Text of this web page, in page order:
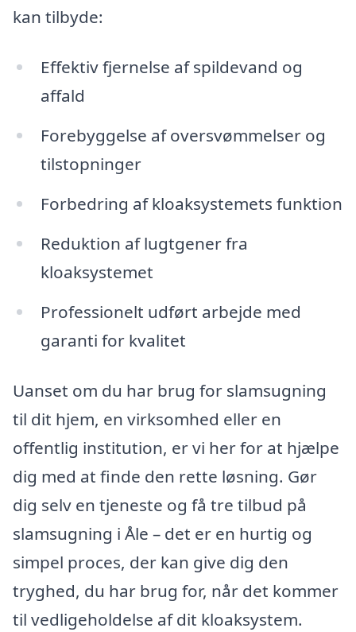
kan tilbyde:
Effektiv fjernelse af spildevand og
affald
Forebyggelse af oversvømmelser og
tilstopninger
Forbedring af kloaksystemets funktion
Reduktion af lugtgener fra
kloaksystemet
Professionelt udført arbejde med
garanti for kvalitet
Uanset om du har brug for slamsugning
til dit hjem, en virksomhed eller en
offentlig institution, er vi her for at hjælpe
dig med at finde den rette løsning. Gør
dig selv en tjeneste og få tre tilbud på
slamsugning i Åle – det er en hurtig og
simpel proces, der kan give dig den
tryghed, du har brug for, når det kommer
til vedligeholdelse af dit kloaksystem.